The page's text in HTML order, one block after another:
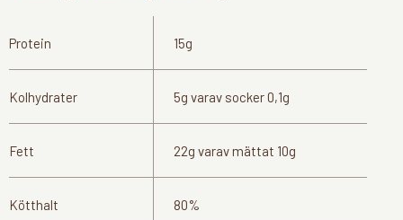
Protein 15g
Kolhydrater 5g varav socker 0,1g
Fett 22g varav mättat 10g
Kötthalt 80%